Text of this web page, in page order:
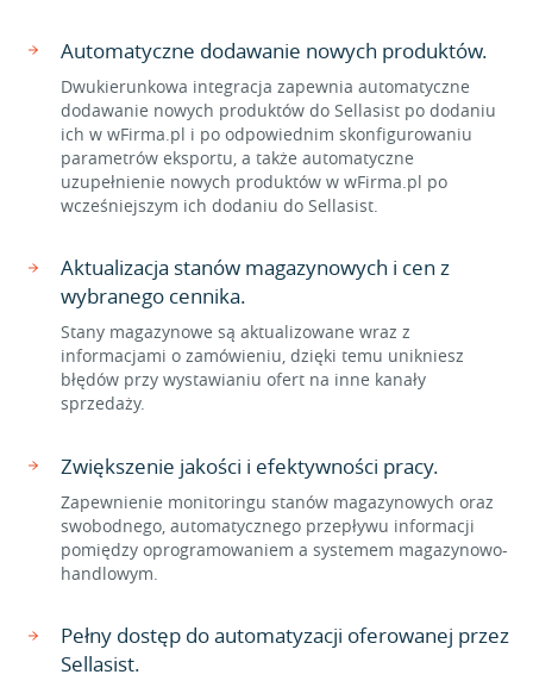
Automatyczne dodawanie nowych produktów.
Dwukierunkowa integracja zapewnia automatyczne
dodawanie nowych produktów do Sellasist po dodaniu
ich w wFirma.pl i po odpowiednim skonfigurowaniu
parametrów eksportu, a także automatyczne
uzupełnienie nowych produktów w wFirma.pl po
wcześniejszym ich dodaniu do Sellasist.
Aktualizacja stanów magazynowych i cen z
wybranego cennika.
Stany magazynowe są aktualizowane wraz z
informacjami o zamówieniu, dzięki temu unikniesz
błędów przy wystawianiu ofert na inne kanały
sprzedaży.
Zwiększenie jakości i efektywności pracy.
Zapewnienie monitoringu stanów magazynowych oraz
swobodnego, automatycznego przepływu informacji
pomiędzy oprogramowaniem a systemem magazynowo-
handlowym.
Pełny dostęp do automatyzacji oferowanej przez
Sellasist.